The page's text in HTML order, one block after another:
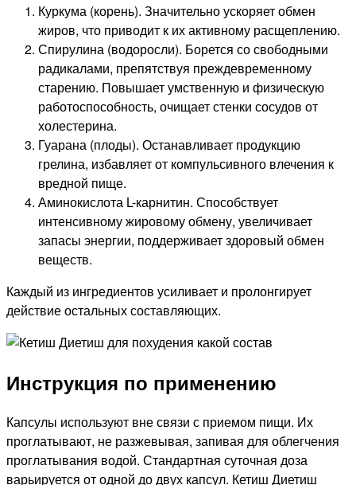
Куркума (корень). Значительно ускоряет обмен
жиров, что приводит к их активному расщеплению.
Спирулина (водоросли). Борется со свободными
радикалами, препятствуя преждевременному
старению. Повышает умственную и физическую
работоспособность, очищает стенки сосудов от
холестерина.
Гуарана (плоды). Останавливает продукцию
грелина, избавляет от компульсивного влечения к
вредной пище.
Аминокислота L-карнитин. Способствует
интенсивному жировому обмену, увеличивает
запасы энергии, поддерживает здоровый обмен
веществ.
Каждый из ингредиентов усиливает и пролонгирует
действие остальных составляющих.
Инструкция по применению
Капсулы используют вне связи с приемом пищи. Их
проглатывают, не разжевывая, запивая для облегчения
проглатывания водой. Стандартная суточная доза
варьируется от одной до двух капсул. Кетиш Диетиш